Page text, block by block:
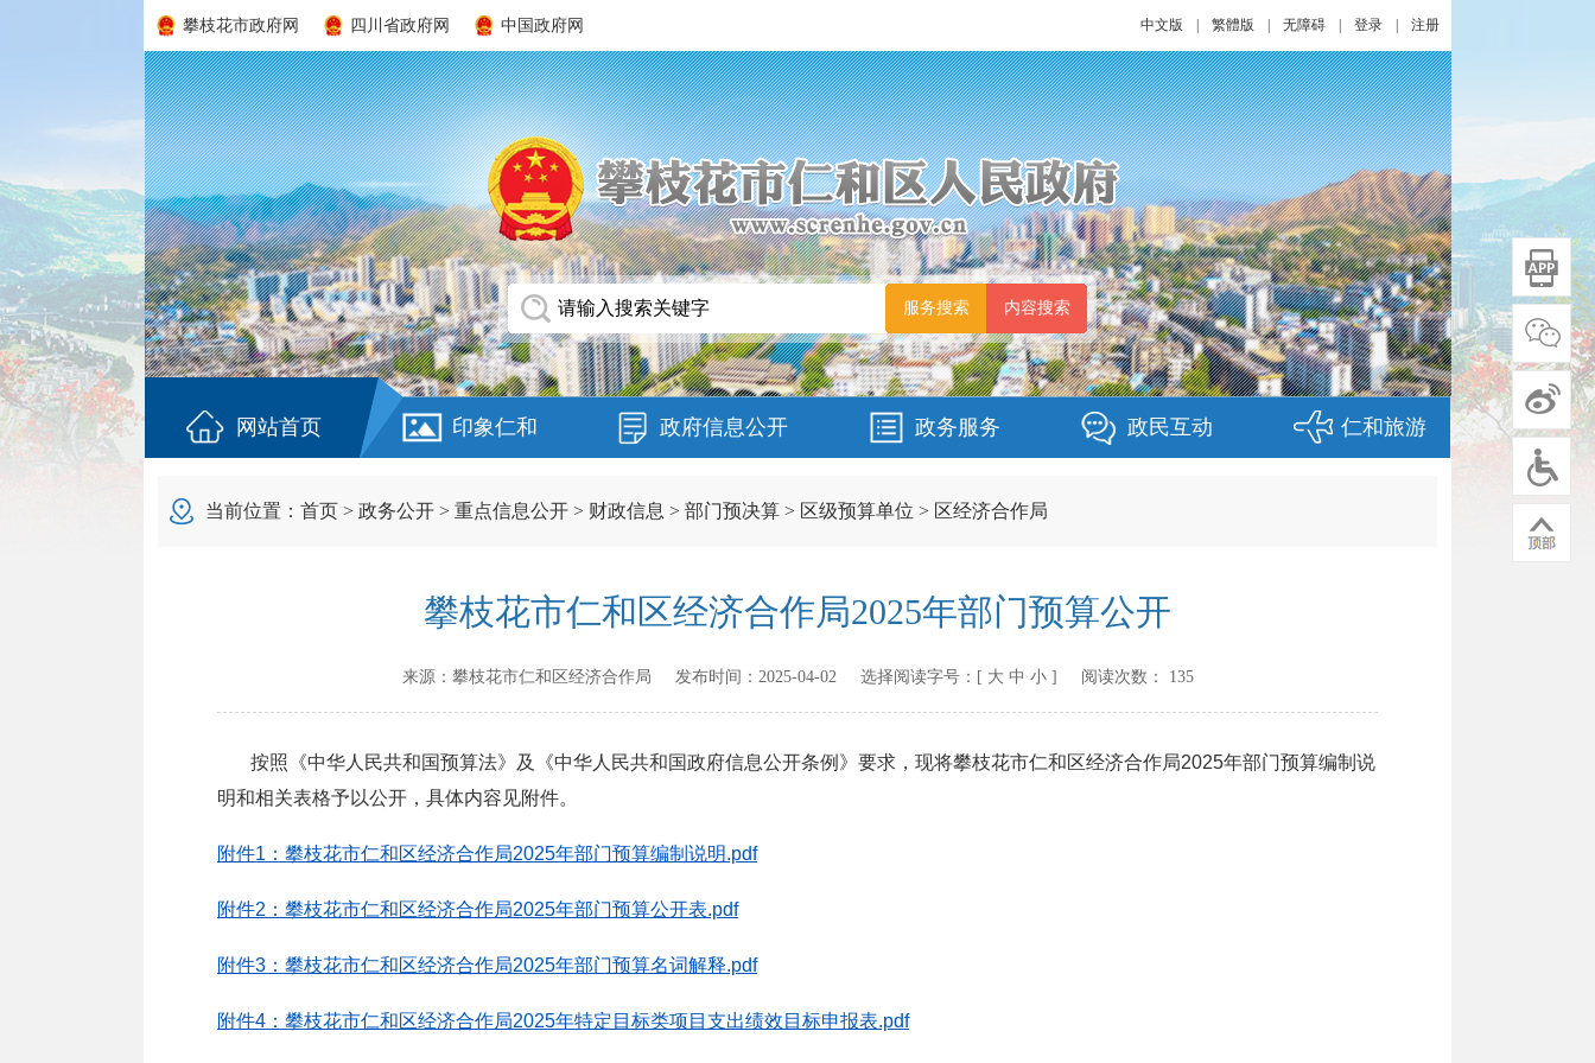
攀枝花市政府网 四川省政府网 中国政府网 中文版 繁體版 无障碍 登录 注册
网站首页 印象仁和 政府信息公开 政务服务 政民互动 仁和旅游
当前位置： 首页 > 政务公开 > 重点信息公开 > 财政信息 > 部门预决算 > 区级预算单位 > 区经济合作局
攀枝花市仁和区经济合作局2025年部门预算公开
来源： 攀枝花市仁和区经济合作局 发布时间： 2025-04-02选择阅读字号：[ 大 中 小] 阅读次数： 135
按照《中华人民共和国预算法》及《中华人民共和国政府信息公开条例》要求，现将攀枝花市仁和区经济合作局2025年部门预算编制说
明和相关表格予以公开，具体内容见附件。
附件1：攀枝花市仁和区经济合作局2025年部门预算编制说明.pdf
附件2：攀枝花市仁和区经济合作局2025年部门预算公开表.pdf
附件3：攀枝花市仁和区经济合作局2025年部门预算名词解释.pdf
附件4：攀枝花市仁和区经济合作局2025年特定目标类项目支出绩效目标申报表.pdf